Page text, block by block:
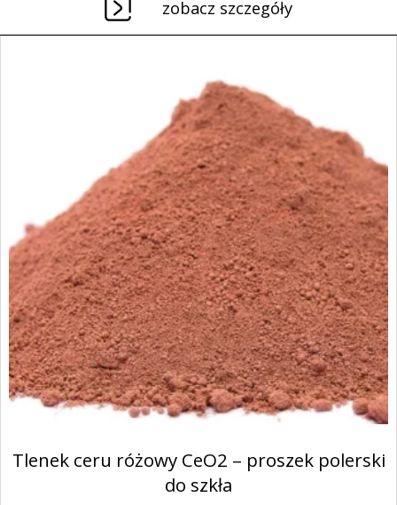
zobacz szczegóły
Tlenek ceru różowy CeO2 – proszek polerski
do szkła